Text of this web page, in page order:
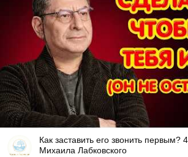
Как заставить его звонить первым?
Михаила Лабковского